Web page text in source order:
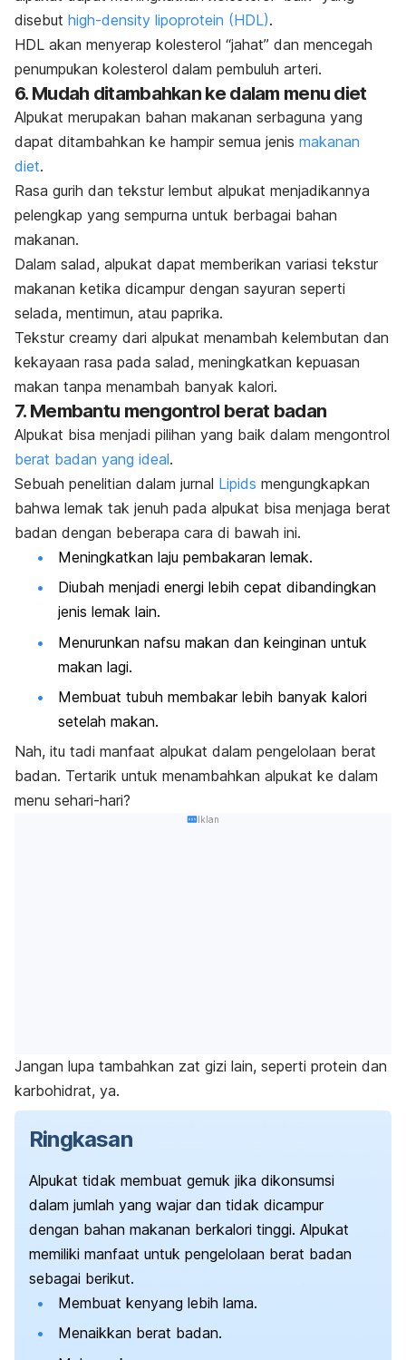
disebut high-density lipoprotein (HDL).
HDL akan menyerap kolesterol “jahat” dan mencegah
penumpukan kolesterol dalam pembuluh arteri.
6. Mudah ditambahkan ke dalam menu diet
Alpukat merupakan bahan makanan serbaguna yang
dapat ditambahkan ke hampir semua jenis makanan
diet.
Rasa gurih dan tekstur lembut alpukat menjadikannya
pelengkap yang sempurna untuk berbagai bahan
makanan.
Dalam salad, alpukat dapat memberikan variasi tekstur
makanan ketika dicampur dengan sayuran seperti
selada, mentimun, atau paprika.
Tekstur creamy dari alpukat menambah kelembutan dan
kekayaan rasa pada salad, meningkatkan kepuasan
makan tanpa menambah banyak kalori.
7. Membantu mengontrol berat badan
Alpukat bisa menjadi pilihan yang baik dalam mengontrol
berat badan yang ideal.
Sebuah penelitian dalam jurnal Lipids mengungkapkan
bahwa lemak tak jenuh pada alpukat bisa menjaga berat
badan dengan beberapa cara di bawah ini.
Meningkatkan laju pembakaran lemak.
Diubah menjadi energi lebih cepat dibandingkan
jenis lemak lain.
Menurunkan nafsu makan dan keinginan untuk
makan lagi.
Membuat tubuh membakar lebih banyak kalori
setelah makan.
Nah, itu tadi manfaat alpukat dalam pengelolaan berat
badan. Tertarik untuk menambahkan alpukat ke dalam
menu sehari-hari?
Iklan
Jangan lupa tambahkan zat gizi lain, seperti protein dan
karbohidrat, ya.
Ringkasan
Alpukat tidak membuat gemuk jika dikonsumsi
dalam jumlah yang wajar dan tidak dicampur
dengan bahan makanan berkalori tinggi. Alpukat
memiliki manfaat untuk pengelolaan berat badan
sebagai berikut.
Membuat kenyang lebih lama.
Menaikkan berat badan.